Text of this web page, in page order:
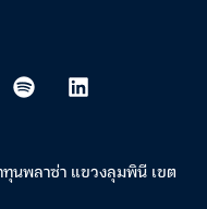
นพลาซ่า แขวงลุมพินี เขต